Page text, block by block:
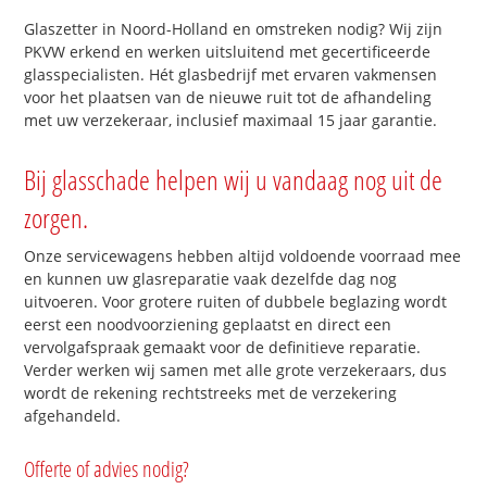
Glaszetter in Noord-Holland en omstreken nodig? Wij zijn
PKVW erkend en werken uitsluitend met gecertificeerde
glasspecialisten. Hét glasbedrijf met ervaren vakmensen
voor het plaatsen van de nieuwe ruit tot de afhandeling
met uw verzekeraar, inclusief maximaal 15 jaar garantie.
Bij glasschade helpen wij u vandaag nog uit de
zorgen.
Onze servicewagens hebben altijd voldoende voorraad mee
en kunnen uw glasreparatie vaak dezelfde dag nog
uitvoeren. Voor grotere ruiten of dubbele beglazing wordt
eerst een noodvoorziening geplaatst en direct een
vervolgafspraak gemaakt voor de definitieve reparatie.
Verder werken wij samen met alle grote verzekeraars, dus
wordt de rekening rechtstreeks met de verzekering
afgehandeld.
Offerte of advies nodig?